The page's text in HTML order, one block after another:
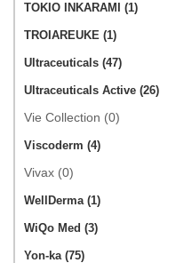
TOKIO INKARAMI (1)
TROIAREUKE (1)
Ultraceuticals (47)
Ultraceuticals Active (26)
Vie Collection (0)
Viscoderm (4)
Vivax (0)
WellDerma (1)
WiQo Med (3)
Yon-ka (75)